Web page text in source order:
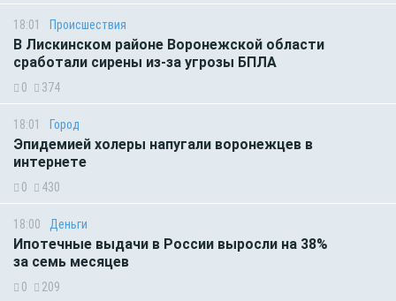
18:01 Происшествия
В Лискинском районе Воронежской области
сработали сирены из-за угрозы БПЛА
0 374
18:01 Город
Эпидемией холеры напугали воронежцев в
интернете
0 430
18:00 Деньги
Ипотечные выдачи в России выросли на 38%
за семь месяцев
0 209